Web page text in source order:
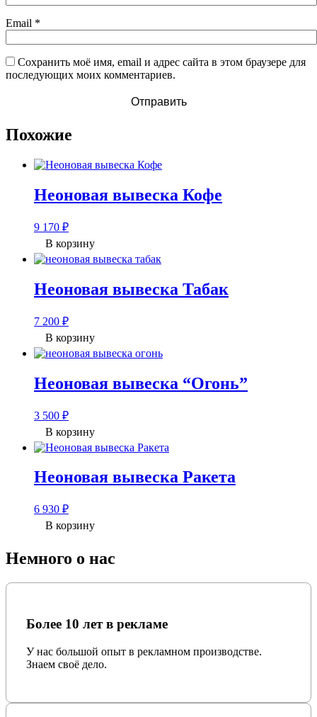
Email *
Сохранить моё имя, email и адрес сайта в этом браузере для
последующих моих комментариев.
Похожие
Неоновая вывеска Кофе
9 170 ₽
В корзину
Неоновая вывеска Табак
7 200 ₽
В корзину
Неоновая вывеска “Огонь”
3 500 ₽
В корзину
Неоновая вывеска Ракета
6 930 ₽
В корзину
Немного о нас
Более 10 лет в рекламе
У нас большой опыт в рекламном производстве.
Знаем своё дело.